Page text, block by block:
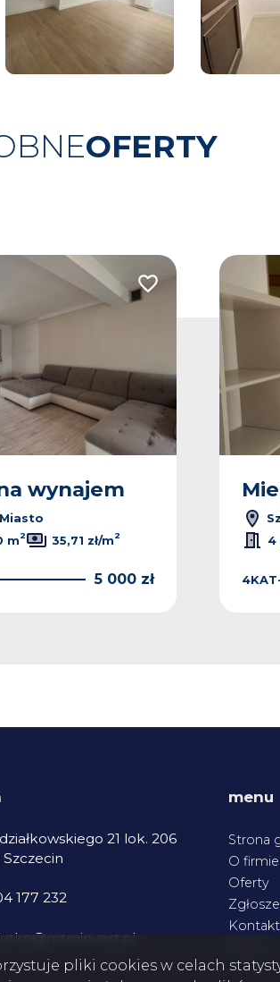
OFERTY
Dodaj do ulubionych
wynajem
m2 35,71 zł/m2
5 000 zł
4
21 lok. 206
Szczecin
177 232
menu
Strona
O firmie
Oferty
Kontakt
pliki cookies w celach